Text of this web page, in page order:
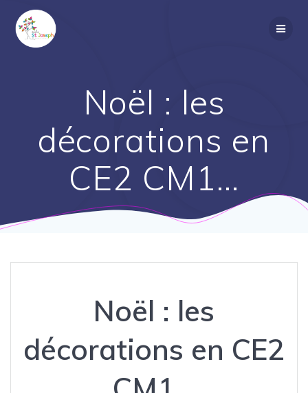
Noël : les
décorations en
CE2 CM1…
Noël : les
décorations en CE2